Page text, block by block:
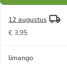
12 augustus
€ 3,95
limango